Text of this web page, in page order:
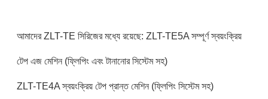
আমাদের ZLT-TE সিরিজের মধ্যে রয়েছে: ZLT-TE5A সম্পূর্ণ স্বয়ংক্রিয়
টেপ এজ মেশিন (ফ্লিপিং এবং টানানোর সিস্টেম সহ)
ZLT-TE4A স্বয়ংক্রিয় টেপ প্রান্ত মেশিন (ফ্লিপিং সিস্টেম সহ)